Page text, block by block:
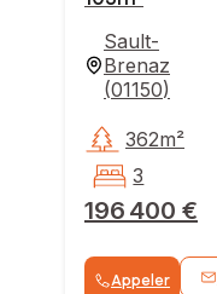
Sault-
Brenaz
(01150)
196 400 €
362m²
3
Appeler